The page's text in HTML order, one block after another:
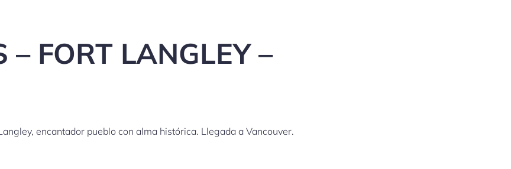
FORT LANGLEY –
encantador pueblo con alma histórica. Llegada a Vancouver.